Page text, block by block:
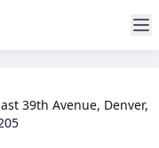
39th Avenue, Denver,